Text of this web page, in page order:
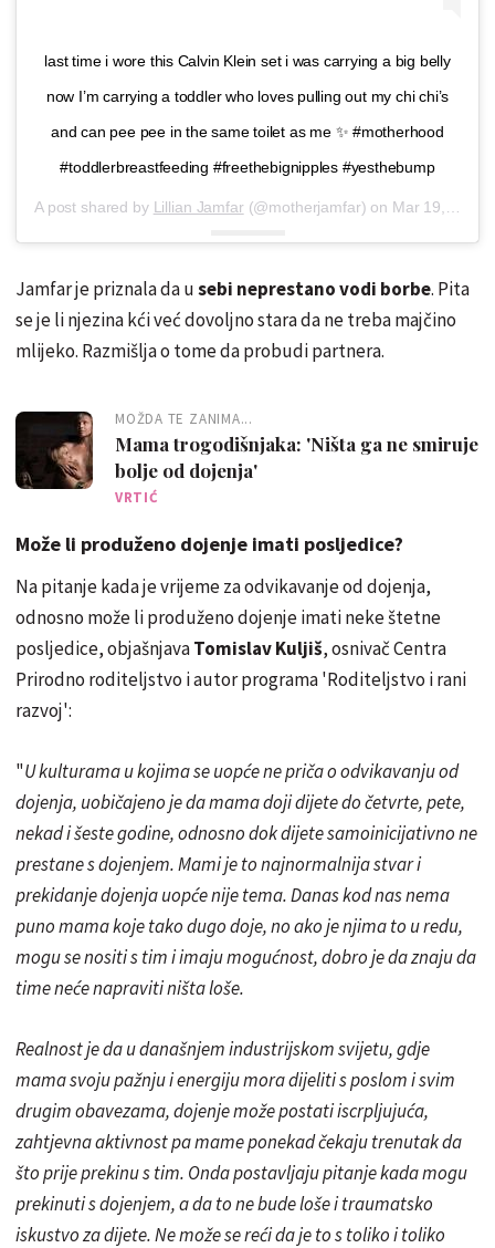
last time i wore this Calvin Klein set i was carrying a big belly
now I’m carrying a toddler who loves pulling out my chi chi’s
and can pee pee in the same toilet as me ✨ #motherhood
#toddlerbreastfeeding #freethebignipples #yesthebump
A post shared by Lillian Jamfar (@motherjamfar) on Mar 19, 2019 at 2:48pm PDT
Jamfar je priznala da usebi neprestano vodi borbe. Pita
se je li njezina kći već dovoljno stara da ne treba majčino
mlijeko. Razmišlja o tome da probudi partnera.
MOŽDA TE ZANIMA...
Mama trogodišnjaka: 'Ništa ga ne smiruje
bolje od dojenja'
VRTIĆ
Može li produženo dojenje imati posljedice?
Na pitanje kada je vrijeme za odvikavanje od dojenja,
odnosno može li produženo dojenje imati neke štetne
posljedice, objašnjavaTomislav Kuljiš, osnivač Centra
Prirodno roditeljstvo i autor programa 'Roditeljstvo i rani
razvoj':
"U kulturama u kojima se uopće ne priča o odvikavanju od
dojenja, uobičajeno je da mama doji dijete do četvrte, pete,
nekad i šeste godine, odnosno dok dijete samoinicijativno ne
prestane s dojenjem. Mami je to najnormalnija stvar i
prekidanje dojenja uopće nije tema. Danas kod nas nema
puno mama koje tako dugo doje, no ako je njima to u redu,
mogu se nositi s tim i imaju mogućnost, dobro je da znaju da
time neće napraviti ništa loše.
Realnost je da u današnjem industrijskom svijetu, gdje
mama svoju pažnju i energiju mora dijeliti s poslom i svim
drugim obavezama, dojenje može postati iscrpljujuća,
zahtjevna aktivnost pa mame ponekad čekaju trenutak da
što prije prekinu s tim. Onda postavljaju pitanje kada mogu
prekinuti s dojenjem, a da to ne bude loše i traumatsko
iskustvo za dijete. Ne može se reći da je to s toliko i toliko